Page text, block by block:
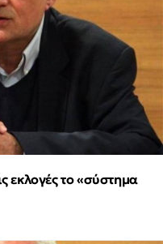
εκλογές το «σύστημα